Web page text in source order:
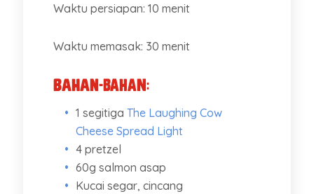
Waktu persiapan: 10 menit
Waktu memasak: 30 menit
Bahan-bahan:
1 segitiga The Laughing Cow
Cheese Spread Light
4 pretzel
60g salmon asap
Kucai segar, cincang